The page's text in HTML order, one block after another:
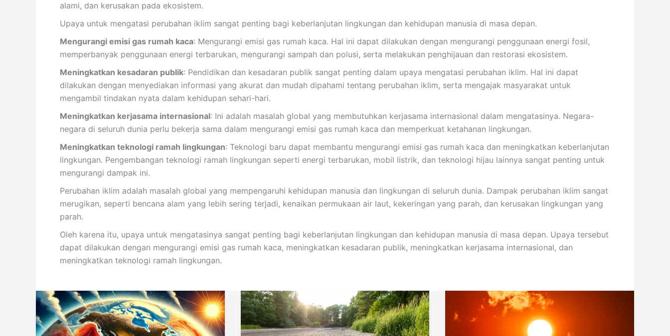
alami, dan kerusakan pada ekosistem.
Upaya untuk mengatasi perubahan iklim sangat penting bagi keberlanjutan lingkungan dan kehidupan manusia di masa depan.
Mengurangi emisi gas rumah kaca: Mengurangi emisi gas rumah kaca. Hal ini dapat dilakukan dengan mengurangi penggunaan energi fosil,
memperbanyak penggunaan energi terbarukan, mengurangi sampah dan polusi, serta melakukan penghijauan dan restorasi ekosistem.
Meningkatkan kesadaran publik: Pendidikan dan kesadaran publik sangat penting dalam upaya mengatasi perubahan iklim. Hal ini dapat
dilakukan dengan menyediakan informasi yang akurat dan mudah dipahami tentang perubahan iklim, serta mengajak masyarakat untuk
mengambil tindakan nyata dalam kehidupan sehari-hari.
Meningkatkan kerjasama internasional: Ini adalah masalah global yang membutuhkan kerjasama internasional dalam mengatasinya. Negara-
negara di seluruh dunia perlu bekerja sama dalam mengurangi emisi gas rumah kaca dan memperkuat ketahanan lingkungan.
Meningkatkan teknologi ramah lingkungan: Teknologi baru dapat membantu mengurangi emisi gas rumah kaca dan meningkatkan keberlanjutan
lingkungan. Pengembangan teknologi ramah lingkungan seperti energi terbarukan, mobil listrik, dan teknologi hijau lainnya sangat penting untuk
mengurangi dampak ini.
Perubahan iklim adalah masalah global yang mempengaruhi kehidupan manusia dan lingkungan di seluruh dunia. Dampak perubahan iklim sangat
merugikan, seperti bencana alam yang lebih sering terjadi, kenaikan permukaan air laut, kekeringan yang parah, dan kerusakan lingkungan yang
parah.
Oleh karena itu, upaya untuk mengatasinya sangat penting bagi keberlanjutan lingkungan dan kehidupan manusia di masa depan. Upaya tersebut
dapat dilakukan dengan mengurangi emisi gas rumah kaca, meningkatkan kesadaran publik, meningkatkan kerjasama internasional, dan
meningkatkan teknologi ramah lingkungan.